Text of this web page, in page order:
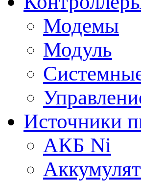
Модемы
Модуль
Источники
АКБ Ni